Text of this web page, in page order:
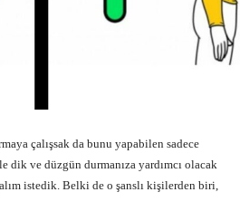
çalışsak da bunu yapabilen sadece
dik ve düzgün durmanıza yardımcı olacak
istedik. Belki de o şanslı kişilerden biri,